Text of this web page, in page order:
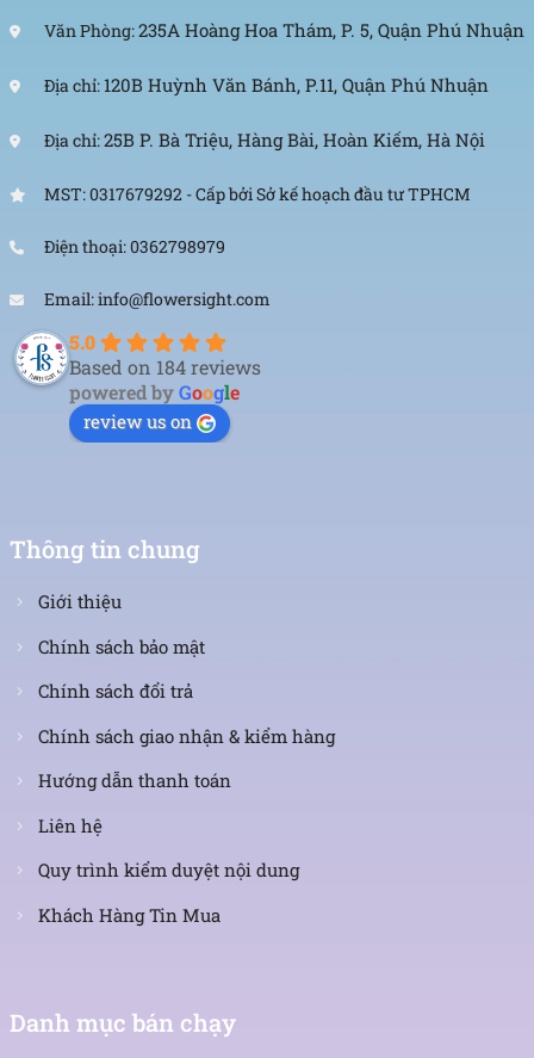
Văn Phòng:235A Hoàng Hoa Thám, P. 5, Quận Phú Nhuận
Địa chỉ: 120B Huỳnh Văn Bánh, P.11, Quận Phú Nhuận
Địa chỉ:25B P. Bà Triệu, Hàng Bài, Hoàn Kiếm, Hà Nội
MST: 0317679292 - Cấp bởi Sở kế hoạch đầu tư TPHCM
Điện thoại: 0362798979
Email: info@flowersight.com
5.0
Based on 184 reviews
powered byGoogle
review us on
Thông tin chung
Giới thiệu
Chính sách bảo mật
Chính sách đổi trả
Chính sách giao nhận & kiểm hàng
Hướng dẫn thanh toán
Liên hệ
Quy trình kiểm duyệt nội dung
Khách Hàng Tin Mua
Danh mục bán chạy